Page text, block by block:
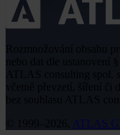
včetně převzetí, šíření či
ATLAS